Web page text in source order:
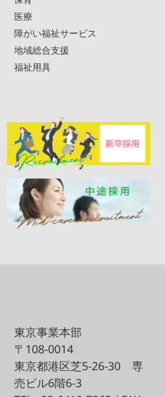
医療
障がい福祉サービス
地域総合支援
福祉用具
東京事業本部
〒108-0014
東京都港区芝5-26-30 専
売ビル6階6-3